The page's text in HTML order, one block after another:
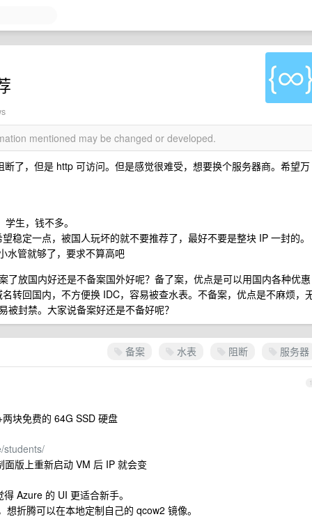
mentioned may be changed or developed.
了，但是 http 可访问。但是感觉很难受，想要换个服务器商。希望万
生，钱不多。
稳定一点，被国人玩坏的就不要推荐了，最好不要是整块 IP 一封的。
水管就够了，要求不算高吧
了放国内好还是不备案国外好呢？备了案，优点是可以用国内各种优惠
转回国内，不方便换 IDC，容易被查水表。不备案，优点是不麻烦，
封禁。大家说备案好还是不备好呢？
备案 水表 阻断 服务器
1
块免费的 64G SSD 硬盘
students/
版上重新启动 VM 后 IP 就会变
Azure 的 UI 更适合新手。
折腾可以在本地定制自己的 qcow2 镜像。